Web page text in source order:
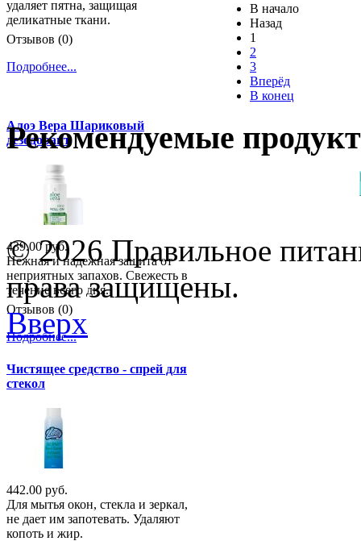
В начало
Назад
1
2
3
Вперёд
В конец
удаляет пятна, защищая
деликатные ткани.
Отзывов (0)
Подробнее...
Алоэ Вера Шариковый
дезодорант
439.00 руб.
Нежная и надежная защита от
неприятных запахов. Свежесть в
течение всего дня.
Отзывов (0)
Подробнее...
Чистящее средство - спрей для
стекол
442.00 руб.
Для мытья окон, стекла и зеркал,
не дает им запотевать. Удаляют
копоть и жир.
Рекомендуемые
© 2026 Правильное
права защищены.
Вверх